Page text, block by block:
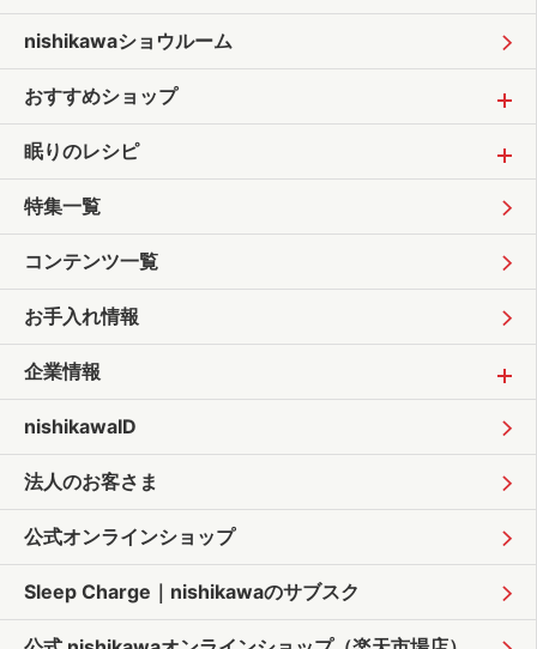
nishikawaショウルーム
おすすめショップ
眠りのレシピ
特集一覧
コンテンツ一覧
お手入れ情報
企業情報
nishikawaID
法人のお客さま
公式オンラインショップ
Sleep Charge｜ nishikawaのサブスク